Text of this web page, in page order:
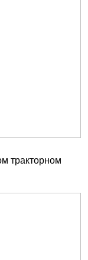
тракторном